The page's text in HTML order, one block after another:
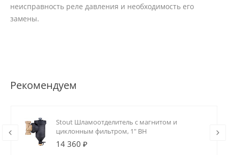
неисправность реле давления и необходимость его
замены.
Рекомендуем
Stout Шламоотделитель с магнитом и
циклонным фильтром, 1" ВН
14 360 ₽